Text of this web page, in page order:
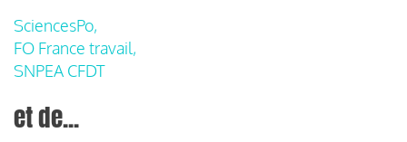
SciencesPo,
FO France travail,
SNPEA CFDT
et de...